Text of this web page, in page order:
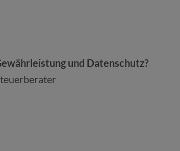
und Datenschutz?